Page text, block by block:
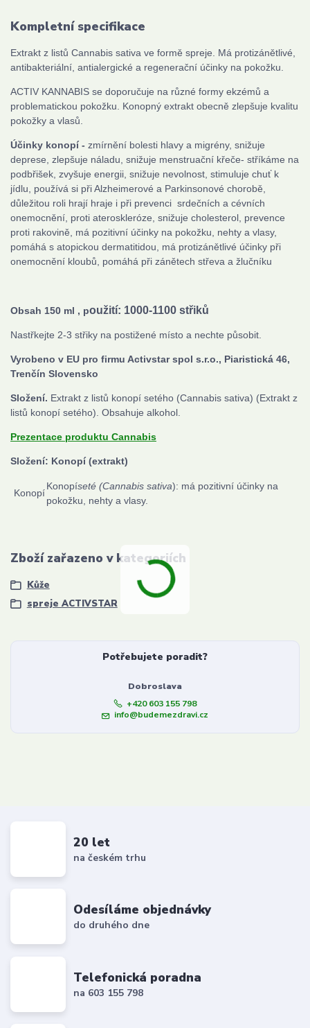
Kompletní specifikace
Extrakt z listů Cannabis sativa ve formě spreje. Má protizánětlivé,
antibakteriální, antialergické a regenerační účinky na pokožku.
ACTIV KANNABIS se doporučuje na různé formy ekzémů a
problematickou pokožku. Konopný extrakt obecně zlepšuje kvalitu
pokožky a vlasů.
Účinky konopí - zmírnění bolesti hlavy a migrény, snižuje
deprese, zlepšuje náladu, snižuje menstruační křeče- stříkáme na
podbřišek, zvyšuje energii, snižuje nevolnost, stimuluje chuť k
jídlu, používá si při Alzheimerové a Parkinsonové chorobě,
důležitou roli hrají hraje i při prevenci srdečních a cévních
onemocnění, proti ateroskleróze, snižuje cholesterol, prevence
proti rakovině, má pozitivní účinky na pokožku, nehty a vlasy,
pomáhá s atopickou dermatitidou, má protizánětlivé účinky při
onemocnění kloubů, pomáhá při zánětech střeva a žlučníku
Obsah 150 ml , použití: 1000-1100 střiků
Nastřkejte 2-3 střiky na postižené místo a nechte působit.
Vyrobeno v EU pro firmu Activstar spol s.r.o., Piaristická 46,
Trenčín Slovensko
Složení. Extrakt z listů konopí setého (Cannabis sativa) (Extrakt z
listů konopí setého). Obsahuje alkohol.
Prezentace produktu Cannabis
Složení: Konopí (extrakt)
Konopí
Konopíseté (Cannabis sativa): má pozitivní účinky na
pokožku, nehty a vlasy.
Zboží zařazeno v kategoriích
Kůže
spreje ACTIVSTAR
Potřebujete poradit?
Dobroslava
+420 603 155 798
info@budemezdravi.cz
20 let
na českém trhu
Odesíláme objednávky
do druhého dne
Telefonická poradna
na 603 155 798